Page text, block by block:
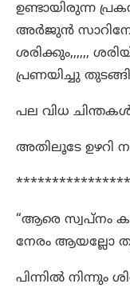
ഉണ്ടായിരുന്ന
അർജുൻ
ശരിക്കും,,,,,,
പ്രണയിച്ചു
പല വിധ
അതിലൂടേ
“ആരെ സ്വപ്നം
നേരം ആയല്ലോ
പിന്നിൽ നിന്നും